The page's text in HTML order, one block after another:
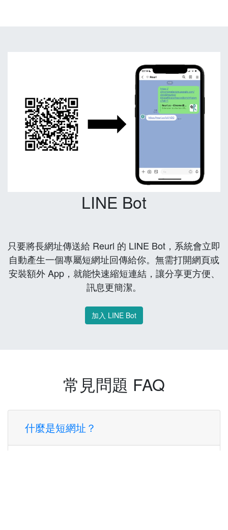
LINE Bot
只要將長網址傳送給 Reurl 的 LINE Bot，系統會立即
自動產生一個專屬短網址回傳給你。無需打開網頁或
安裝額外 App，就能快速縮短連結，讓分享更方便、
訊息更簡潔。
加入 LINE Bot
常見問題 FAQ
什麼是短網址？